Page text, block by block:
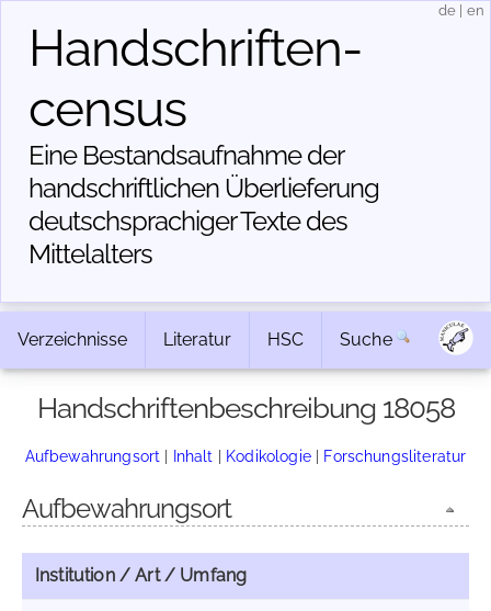
Handschriften­
census
Eine Bestandsaufnahme der
handschriftlichen Über­lieferung
deutschsprachiger Texte des
Mittelalters
de en
Verzeichnisse Literatur HSC Suche
Handschriftenbeschreibung 18058
Aufbewahrungsort | Inhalt | Kodikologie| Forschungsliteratur
Aufbewahrungsort
Institution / Art / Umfang